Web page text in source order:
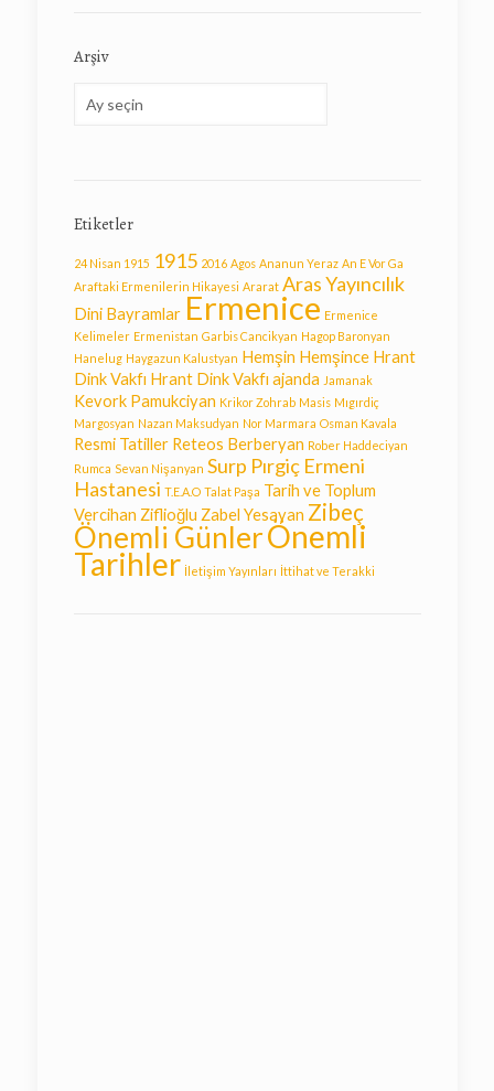
Arşiv
Etiketler
24 Nisan 1915 1915 2016 Agos Ananun Yeraz An E Vor Ga
Araftaki Ermenilerin Hikayesi Ararat Aras Yayıncılık
Dini Bayramlar Ermenice Ermenice
Kelimeler Ermenistan Garbis Cancikyan Hagop Baronyan
Hanelug Haygazun Kalustyan Hemşin Hemşince Hrant
Dink Vakfı Hrant Dink Vakfı ajanda Jamanak
Kevork Pamukciyan Krikor Zohrab Masis Mıgırdiç
Margosyan Nazan Maksudyan Nor Marmara Osman Kavala
Resmi Tatiller Reteos Berberyan Rober Haddeciyan
Rumca Sevan Nişanyan Surp Pırgiç Ermeni
Hastanesi T.E.A.O Talat Paşa Tarih ve Toplum
Vercihan Ziflioğlu Zabel Yesayan Zibeç
Önemli GünlerÖnemli
Tarihler İletişim Yayınları İttihat ve Terakki